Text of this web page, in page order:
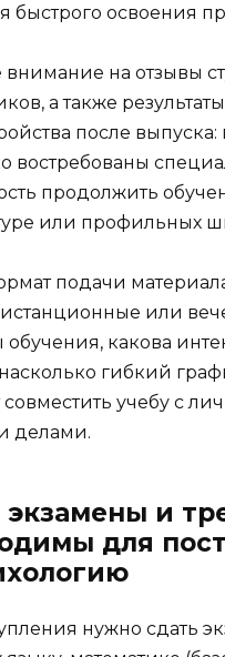
быстрого освоения
внимание на отзывы
а также результаты
после выпуска:
востребованы
продолжить
или профильных
подачи
или
обучения, какова
гибкий
совместить учебу с
делами.
экзамены и
для
нужно сдать